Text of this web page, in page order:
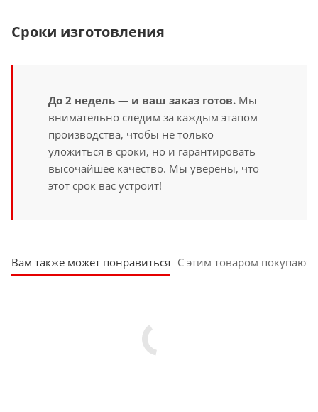
Сроки изготовления
До 2 недель — и ваш заказ готов. Мы
внимательно следим за каждым этапом
производства, чтобы не только
уложиться в сроки, но и гарантировать
высочайшее качество. Мы уверены, что
этот срок вас устроит!
Вам также может понравиться С этим товаром покупают